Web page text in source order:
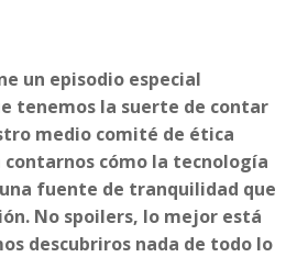
un episodio especial
tenemos la suerte de contar
medio comité de ética
contarnos cómo la tecnología
fuente de tranquilidad que
No spoilers, lo mejor está
descubriros nada de todo lo